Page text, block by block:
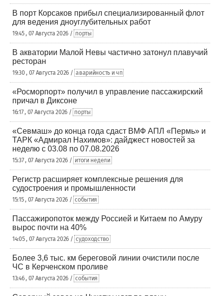
В порт Корсаков прибыл специализированный флот
для ведения дноуглубительных работ
19:45 , 07 Августа 2026 / порты
В акватории Малой Невы частично затонул плавучий
ресторан
19:30 , 07 Августа 2026 / аварийность и чп
«Росморпорт» получил в управление пассажирский
причал в Диксоне
16:17 , 07 Августа 2026 / порты
«Севмаш» до конца года сдаст ВМФ АПЛ «Пермь» и
ТАРК «Адмирал Нахимов»: дайджест новостей за
неделю с 03.08 по 07.08.2026
15:37 , 07 Августа 2026 / итоги недели
Регистр расширяет комплексные решения для
судостроения и промышленности
15:15 , 07 Августа 2026 / события
Пассажиропоток между Россией и Китаем по Амуру
вырос почти на 40%
14:05 , 07 Августа 2026 / судоходство
Более 3,6 тыс. км береговой линии очистили после
ЧС в Керченском проливе
13:46 , 07 Августа 2026 / события